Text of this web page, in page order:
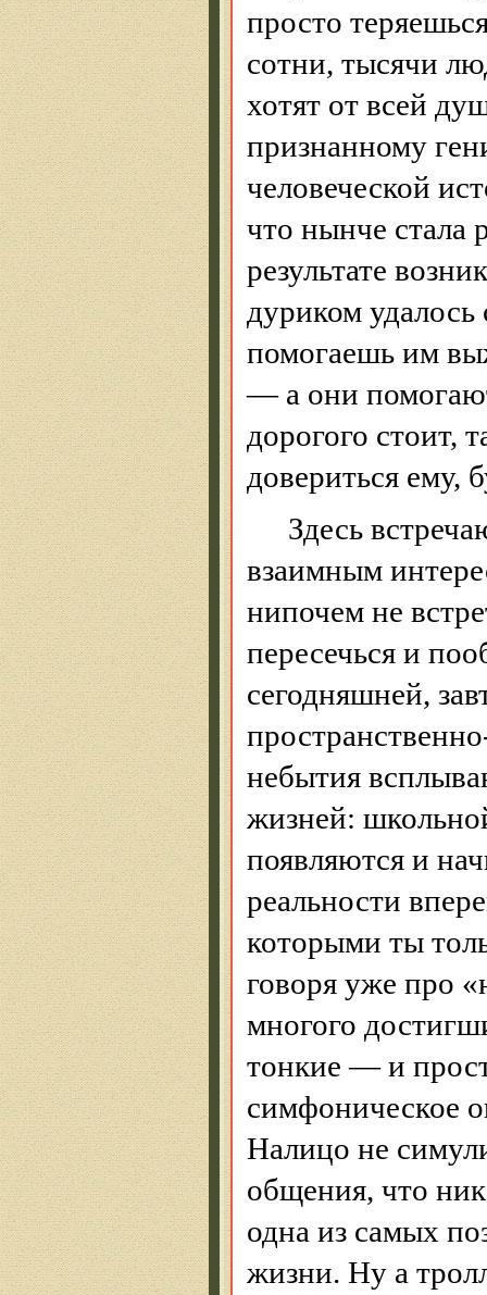
просто
сотни, тысячи
хотят от всей
признанному
человеческой
что нынче стала
результате
дуриком
помогаешь им
— а они
дорогого стоит,
довериться ему,
Здесь
взаимным
нипочем не
пересечься и
сегодняшней,
небытия
жизней:
появляются и
реальности
которыми ты
говоря уже про «
многого
тонкие — и
симфоническое
Налицо не
общения, что
одна из самых
жизни. Ну а